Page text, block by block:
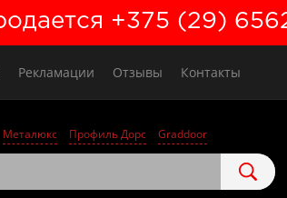
+375 (29)
Рекламации Отзывы Контакты
Металюкс Профиль Дорс Graddoor